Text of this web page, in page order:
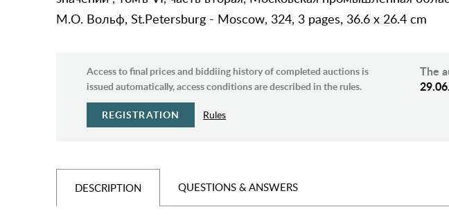
М.О. Вольф, St.Petersburg - Moscow, 324, 3 pages, 36.6 x 26.4 cm
Access to final prices and biddiing history of completed auctions is
issued automatically, access conditions are described in the rules.
REGISTRATION Rules
The
DESCRIPTION QUESTIONS & ANSWERS